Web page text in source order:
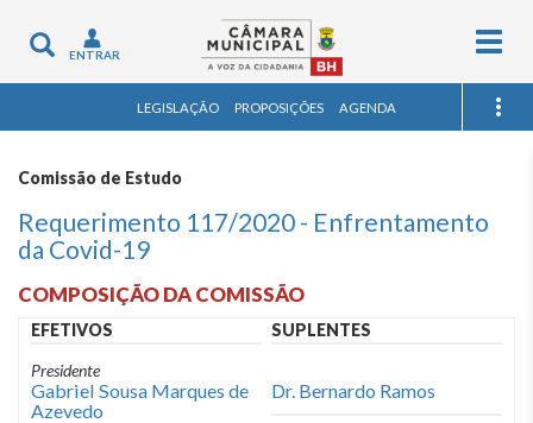
Toggle
navigation
ENTRAR
LEGISLAÇÃO PROPOSIÇÕES AGENDA
Comissão de Estudo
Requerimento 117/2020 - Enfrentamento
da Covid-19
COMPOSIÇÃO DA COMISSÃO
EFETIVOS
SUPLENTES
Presidente
Gabriel Sousa Marques de
Azevedo
Dr. Bernardo Ramos